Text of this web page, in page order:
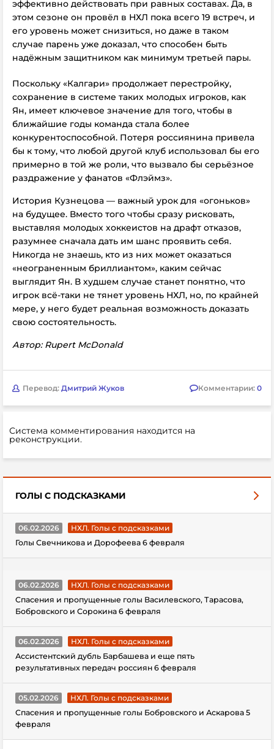
эффективно действовать при равных составах. Да, в
этом сезоне он провёл в НХЛ пока всего 19 встреч, и
его уровень может снизиться, но даже в таком
случае парень уже доказал, что способен быть
надёжным защитником как минимум третьей пары.
Поскольку «Калгари» продолжает перестройку,
сохранение в системе таких молодых игроков, как
Ян, имеет ключевое значение для того, чтобы в
ближайшие годы команда стала более
конкурентоспособной. Потеря россиянина привела
бы к тому, что любой другой клуб использовал бы его
примерно в той же роли, что вызвало бы серьёзное
раздражение у фанатов «Флэймз».
История Кузнецова — важный урок для «огоньков»
на будущее. Вместо того чтобы сразу рисковать,
выставляя молодых хоккеистов на драфт отказов,
разумнее сначала дать им шанс проявить себя.
Никогда не знаешь, кто из них может оказаться
«неограненным бриллиантом», каким сейчас
выглядит Ян. В худшем случае станет понятно, что
игрок всё-таки не тянет уровень НХЛ, но, по крайней
мере, у него будет реальная возможность доказать
свою состоятельность.
Автор: Rupert McDonald
Перевод: Дмитрий Жуков Комментарии: 0
Система комментирования находится на
реконструкции.
ГОЛЫ С ПОДСКАЗКАМИ
06.02.2026
НХЛ. Голы с подсказками
Голы Свечникова и Дорофеева 6 февраля
06.02.2026
НХЛ. Голы с подсказками
Спасения и пропущенные голы Василевского, Тарасова,
Бобровского и Сорокина 6 февраля
06.02.2026
НХЛ. Голы с подсказками
Ассистентский дубль Барбашева и еще пять
результативных передач россиян 6 февраля
05.02.2026
НХЛ. Голы с подсказками
Спасения и пропущенные голы Бобровского и Аскарова 5
февраля